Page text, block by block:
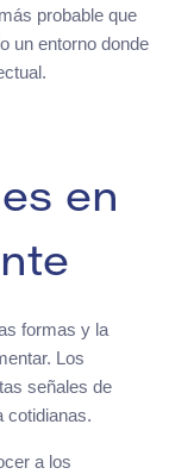
probable que
un entorno donde
en
formas y la
Los
señales de
cotidianas.
a los